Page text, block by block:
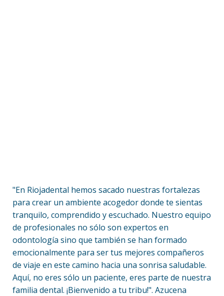
"En Riojadental hemos sacado nuestras fortalezas
para crear un ambiente acogedor donde te sientas
tranquilo, comprendido y escuchado. Nuestro equipo
de profesionales no sólo son expertos en
odontología sino que también se han formado
emocionalmente para ser tus mejores compañeros
de viaje en este camino hacia una sonrisa saludable.
Aquí, no eres sólo un paciente, eres parte de nuestra
familia dental. ¡Bienvenido a tu tribu!". Azucena